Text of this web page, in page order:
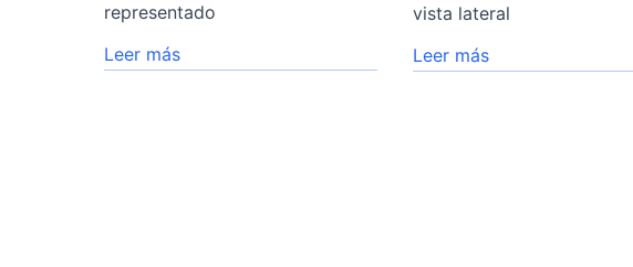
representado
Leer más
vista lateral
Leer más